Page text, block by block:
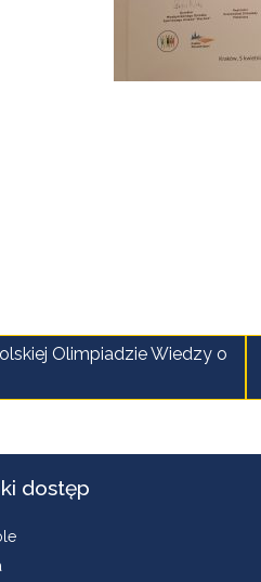
Olimpiadzie Wiedzy o
dostęp